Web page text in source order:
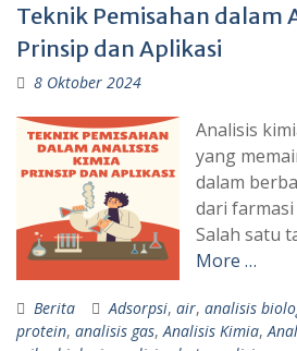
Teknik Pemisahan dalam
Prinsip dan Aplikasi
8 Oktober 2024
Analisis
yang
dalam
dari
Salah satu
More …
Berita Adsorpsi, air, analisis
protein, analisis gas, Analisis Kimia,